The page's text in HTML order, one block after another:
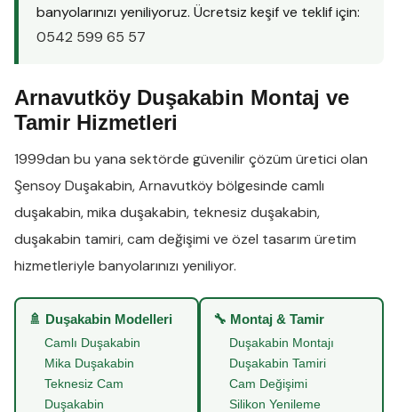
banyolarınızı yeniliyoruz. Ücretsiz keşif ve teklif için:
0542 599 65 57
Arnavutköy Duşakabin Montaj ve
Tamir Hizmetleri
1999dan bu yana sektörde güvenilir çözüm üretici olan
Şensoy Duşakabin,Arnavutköybölgesinde camlı
duşakabin,mika duşakabin, teknesiz duşakabin,
duşakabin tamiri,cam değişimi ve özel tasarım üretim
hizmetleriyle banyolarınızı yeniliyor.
🚿 Duşakabin Modelleri
Camlı Duşakabin
Mika Duşakabin
Teknesiz Cam
Duşakabin
🔧 Montaj & Tamir
Duşakabin Montajı
Duşakabin Tamiri
Cam Değişimi
Silikon Yenileme